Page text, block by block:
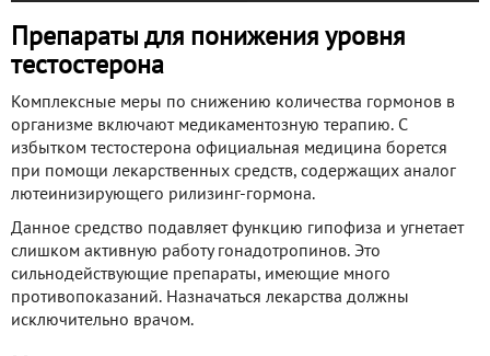
Препараты для понижения уровня
тестостерона
Комплексные меры по снижению количества гормонов в
организме включают медикаментозную терапию. С
избытком тестостерона официальная медицина борется
при помощи лекарственных средств, содержащих аналог
лютеинизирующего рилизинг-гормона.
Данное средство подавляет функцию гипофиза и угнетает
слишком активную работу гонадотропинов. Это
сильнодействующие препараты, имеющие много
противопоказаний. Назначаться лекарства должны
исключительно врачом.